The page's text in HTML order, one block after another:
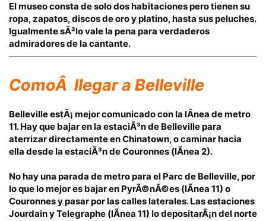
El museo consta desolo dos habitaciones pero tienen su
ropa, zapatos, discos de oro y platino, hasta sus peluches.
Igualmente sÃ³lo vale la pena para verdaderos
admiradores de la cantante.
ComoÂ llegara Belleville
Belleville estÃ¡ mejor comunicado con la lÃ­nea demetro
11. Hay que bajar en la estaciÃ³n de Bellevillepara
aterrizar directamente en Chinatown, o caminar hacia
ella desde la estaciÃ³n deCouronnes (lÃ­nea 2).
No hay una parada de metro para el Parc de Belleville, por
lo que lo mejor es bajar en PyrÃ©nÃ©es (lÃ­nea 11) o
Couronnes y pasar por las calles laterales. Las estaciones
Jourdain yTelegraphe (lÃ­nea 11) lo depositarÃ¡n del norte